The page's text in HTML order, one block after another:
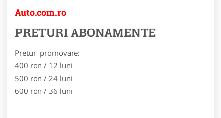
Auto.com.ro
PRETURI ABONAMENTE
Preturi promovare:
400 ron / 12 luni
500 ron / 24 luni
600 ron / 36 luni